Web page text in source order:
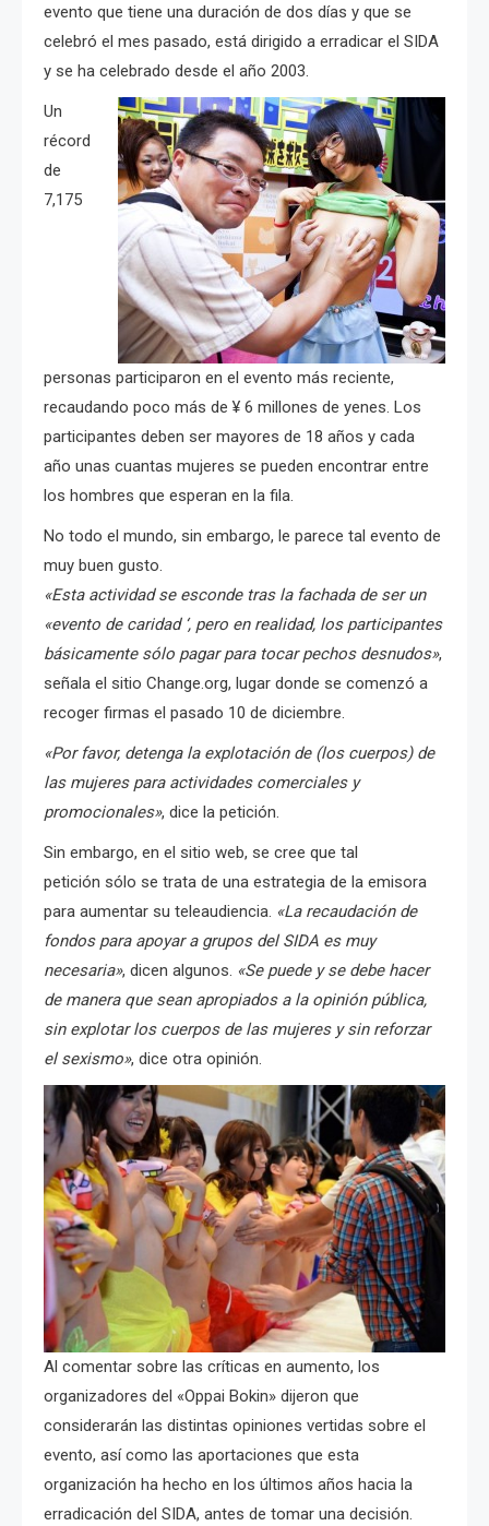
evento que tiene una duración de dos días y que se
celebró el mes pasado, está dirigido a erradicar el SIDA
y se ha celebrado desde el año 2003.
Un
récord
de
7,175
personas participaron en el evento más reciente,
recaudando poco más de ¥ 6 millones de yenes. Los
participantes deben ser mayores de 18 años y cada
año unas cuantas mujeres se pueden encontrar entre
los hombres que esperan en la fila.
No todo el mundo, sin embargo, le parece tal evento de
muy buen gusto.
«Esta actividad se esconde tras la fachada de ser un
«evento de caridad ‘, pero en realidad, los participantes
básicamente sólo pagar para tocar pechos desnudos»,
señala el sitio Change.org, lugar donde se comenzó a
recoger firmas el pasado 10 de diciembre.
«Por favor, detenga la explotación de (los cuerpos) de
las mujeres para actividades comerciales y
promocionales», dice la petición.
Sin embargo, en el sitio web, se cree que tal
petición sólo se trata de una estrategia de la emisora ​​
para aumentar su teleaudiencia. «La recaudación de
fondos para apoyar a grupos del SIDA es muy
necesaria», dicen algunos. «Se puede y se debe hacer
de manera que sean apropiados a la opinión pública,
sin explotar los cuerpos de las mujeres y sin reforzar
el sexismo», dice otra opinión.
Al comentar sobre las críticas en aumento, los
organizadores del «Oppai Bokin» dijeron que
considerarán las distintas opiniones vertidas sobre el
evento, así como las aportaciones que esta
organización ha hecho en los últimos años hacia la
erradicación del SIDA, antes de tomar una decisión.